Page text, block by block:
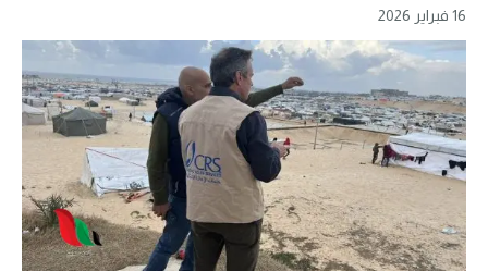
16 فبراير 2026